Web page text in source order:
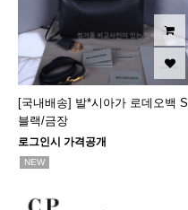
[국내배송] 발*시아가 로데오백 S
블랙/금장
로그인시 가격공개
NEW